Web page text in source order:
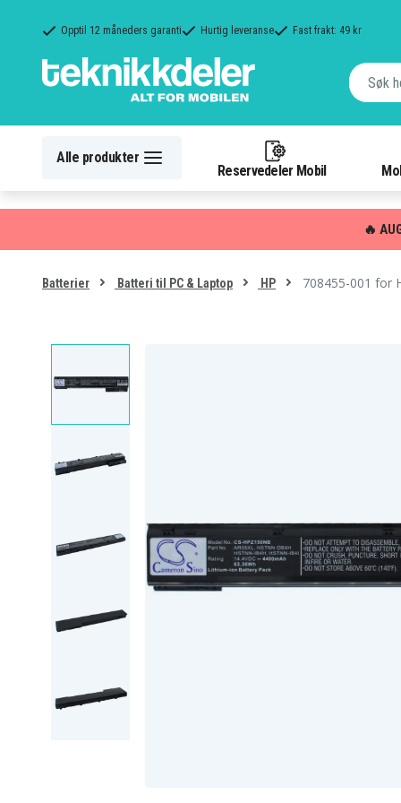
Opptil 12 måneders garanti Hurtig leveranse Fast frakt: 49 kr
Alle produkter
Reservedeler Mobil
🔥
Batterier Batteri til PC & Laptop HP 708455-001 for